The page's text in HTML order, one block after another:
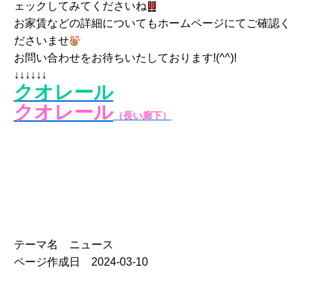
ェックしてみてくださいね
お家賃などの詳細についてもホームページにてご確認く
ださいませ
お問い合わせをお待ちいたしております!(^^)!
↓↓↓↓↓↓
クオレール
クオレール（長い廊下）
テーマ名 ニュース
ページ作成日 2024-03-10